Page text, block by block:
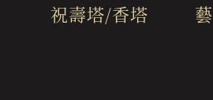
祝壽塔/香塔